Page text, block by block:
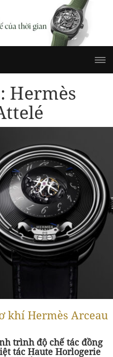
Hermès
khí Hermès Arceau
trình độ chế tác đồng
tác Haute Horlogerie